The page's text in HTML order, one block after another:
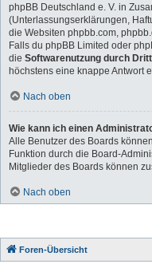
phpBB Deutschland e. V. in
(Unterlassungserklärungen,
die Websiten phpbb.com,
Falls du phpBB Limited oder
die Softwarenutzung durch
höchstens eine knappe Antwort
Nach oben
Wie kann ich einen
Alle Benutzer des Boards
Funktion durch die Board-
Mitglieder des Boards können
Nach oben
Foren-Übersicht